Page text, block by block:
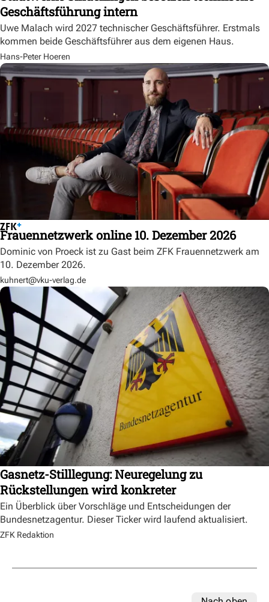
Geschäftsführung intern
Uwe Malach wird 2027 technischer Geschäftsführer. Erstmals
kommen beide Geschäftsführer aus dem eigenen Haus.
Hans-Peter Hoeren
Frauennetzwerk online 10. Dezember 2026
Dominic von Proeck ist zu Gast beim ZFK Frauennetzwerk am
10. Dezember 2026.
kuhnert@vku-verlag.de
Gasnetz-Stilllegung: Neuregelung zu
Rückstellungen wird konkreter
Ein Überblick über Vorschläge und Entscheidungen der
Bundesnetzagentur. Dieser Ticker wird laufend aktualisiert.
ZFK Redaktion